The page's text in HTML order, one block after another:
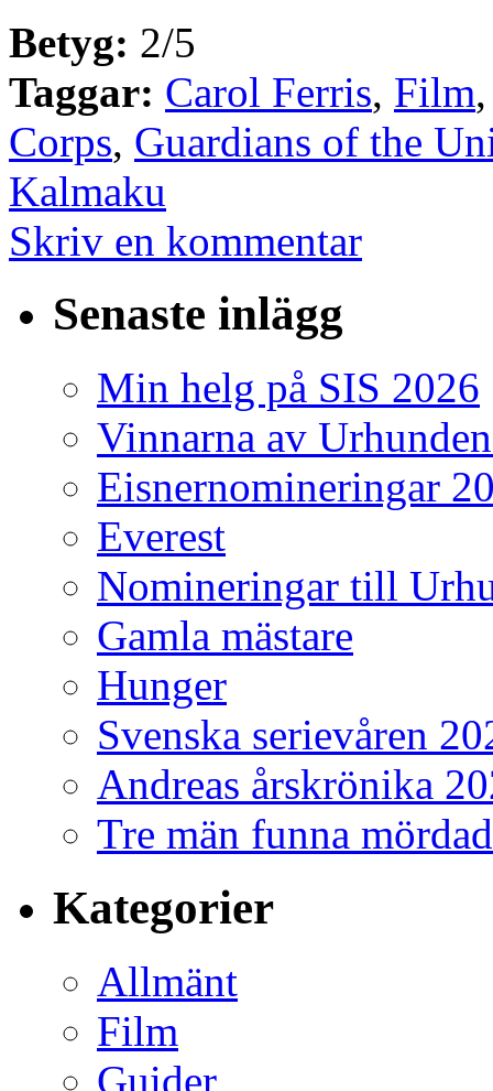
Betyg: 2/5
Taggar: Carol Ferris, Film
Corps, Guardians of the
Kalmaku
Skriv en kommentar
Senaste inlägg
Min helg på SIS 2026
Vinnarna av
Eisnernomineringar
Everest
Nomineringar till
Gamla mästare
Hunger
Svenska serievåren
Andreas årskrönika
Tre män funna
Kategorier
Allmänt
Film
Guider